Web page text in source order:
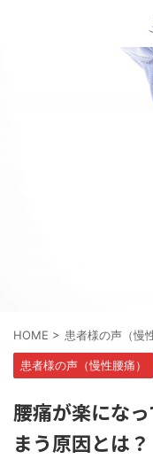
HOME > 患者様の声（慢
患者様の声（慢性腰痛）
腰痛が楽にな
まう原因とは？